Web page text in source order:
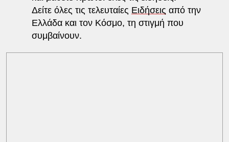
Δείτε όλες τις τελευταίες Ειδήσεις από την
Ελλάδα και τον Κόσμο, τη στιγμή που
συμβαίνουν.